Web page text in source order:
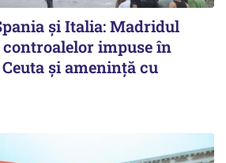
și Italia: Madridul
impuse în
și amenință cu